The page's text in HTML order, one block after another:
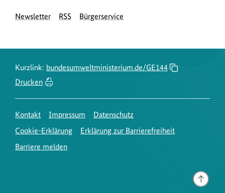
des
des
des
Seite
Seite
Newsletter RSS Bürgerservice
Kurzlink: bundesumweltministerium.de/GE144
Drucken
Kontakt Impressum
Datenschutz
Cookie-Erklärung
Erklärung zur Barrierefreiheit
Barriere melden
Gehe
nach